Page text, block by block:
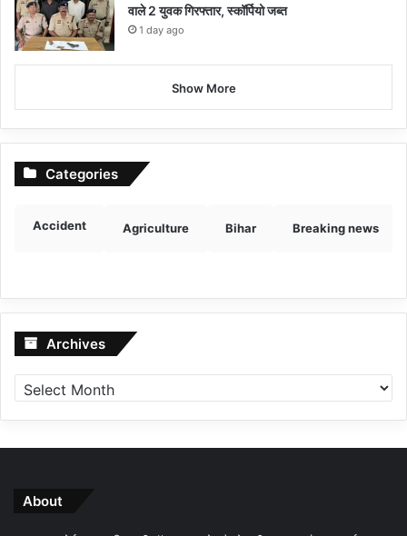
वाले 2 युवक गिरफ्तार, स्कॉर्पियो जब्त
1 day ago
Show More
Categories
Accident Agriculture Bihar Breaking news
Archives Archives
About